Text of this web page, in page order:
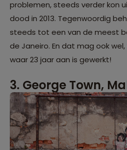
problemen, steeds verder kon
dood in 2013. Tegenwoordig
steeds tot een van de meest
de Janeiro. En dat mag ook
waar 23 jaar aan is gewerkt!
3. George Town,